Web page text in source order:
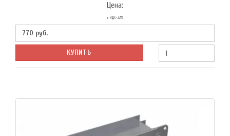
Цена:
с НДС-22%
770 руб.
КУПИТЬ